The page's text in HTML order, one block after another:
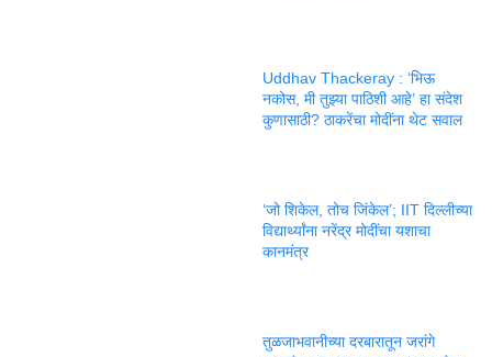
Uddhav Thackeray : ‘भिऊ
नकोस, मी तुझ्या पाठिशी आहे’ हा संदेश
कुणासाठी? ठाकरेंचा मोदींना थेट सवाल
‘जो शिकेल, तोच जिंकेल’; IIT दिल्लीच्या
विद्यार्थ्यांना नरेंद्र मोदींचा यशाचा
कानमंत्र
तुळजाभवानीच्या दरबारातून जरांगे